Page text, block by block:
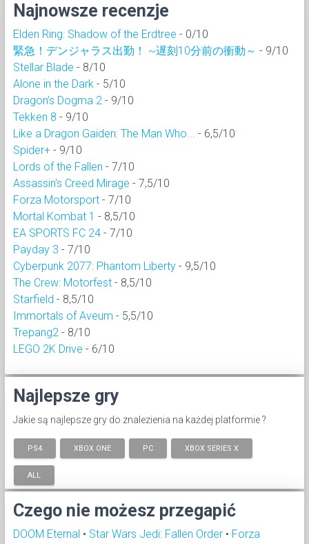
Najnowsze recenzje
Elden Ring: Shadow of the Erdtree - 0/10
緊急！デンジャラス出勤！ ~遅刻10分前の衝動～ - 9/10
Stellar Blade - 8/10
Alone in the Dark - 5/10
Dragon’s Dogma 2 - 9/10
Tekken 8 - 9/10
Like a Dragon Gaiden: The Man Who... - 6,5/10
Spider+ - 9/10
Lords of the Fallen - 7/10
Assassin's Creed Mirage - 7,5/10
Forza Motorsport - 7/10
Mortal Kombat 1 - 8,5/10
EA SPORTS FC 24 - 7/10
Payday 3 - 7/10
Cyberpunk 2077: Phantom Liberty - 9,5/10
The Crew: Motorfest - 8,5/10
Starfield - 8,5/10
Immortals of Aveum - 5,5/10
Trepang2 - 8/10
LEGO 2K Drive - 6/10
Najlepsze gry
Jakie są najlepsze gry do znalezienia na każdej platformie ?
PS4 XBOX ONE PC XBOX SERIES X
ALL
Czego nie możesz przegapić
DOOM Eternal • Star Wars Jedi: Fallen Order • Forza